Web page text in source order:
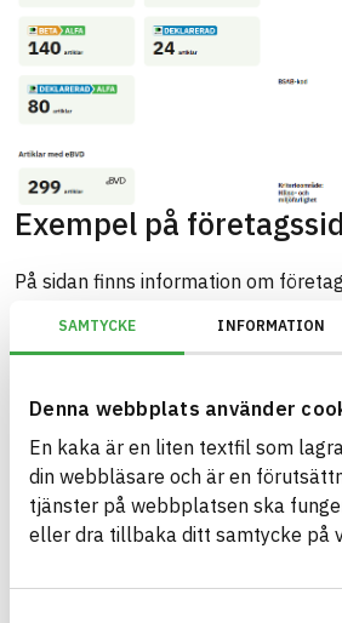
SAMTYCKE INFORMATION
Denna webbplats använder
En kaka är en liten textfil som
din webbläsare och är en
tjänster på webbplatsen ska
eller dra tillbaka ditt samtycke på
Exempel på
På sidan finns information om
som har en eBVD.
Företagsspecifik